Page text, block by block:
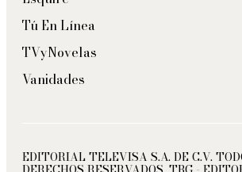
Tú En Línea
TVyNovelas
Vanidades
EDITORIAL TELEVISA S.A. DE C.V.